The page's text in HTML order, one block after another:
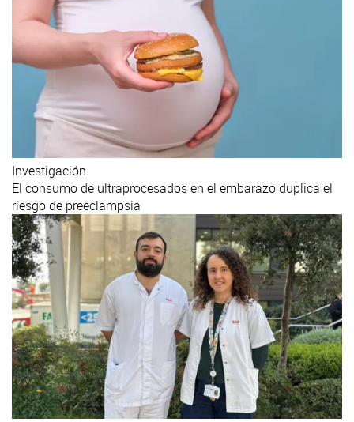
Investigación
El consumo de ultraprocesados en el embarazo duplica el
riesgo de preeclampsia